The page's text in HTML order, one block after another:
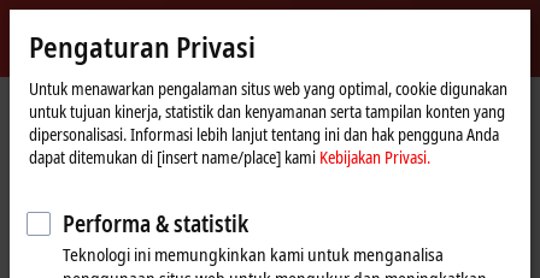
Beckhoff
-
New
Automation
Technology
BerandaPerusahaan
Berita
How many devices can I connect to the NOA edge device?
Saat Anda mengklik "Terima", kami menampilkan video dan
Pengaturan Privasi
Untuk menawarkan pengalaman situs web yang optimal, cookie digunakan
untuk tujuan kinerja, statistik dan kenyamanan serta tampilan konten yang
dipersonalisasi. Informasi lebih lanjut tentang ini dan hak pengguna Anda
dapat ditemukan di [insert name/place] kami Kebijakan Privasi.
Performa & statistik
Teknologi ini memungkinkan kami untuk menganalisa